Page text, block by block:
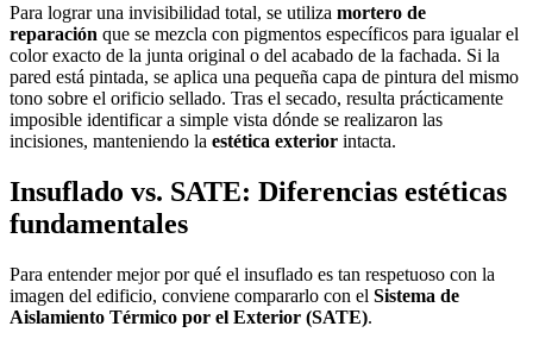
Para lograr una invisibilidad total, se utiliza mortero de
reparación que se mezcla con pigmentos específicos para igualar el
color exacto de la junta original o del acabado de la fachada. Si la
pared está pintada, se aplica una pequeña capa de pintura del mismo
tono sobre el orificio sellado. Tras el secado, resulta prácticamente
imposible identificar a simple vista dónde se realizaron las
incisiones, manteniendo la estética exterior intacta.
Insuflado vs. SATE: Diferencias estéticas
fundamentales
Para entender mejor por qué el insuflado es tan respetuoso con la
imagen del edificio, conviene compararlo con el Sistema de
Aislamiento Térmico por el Exterior (SATE).